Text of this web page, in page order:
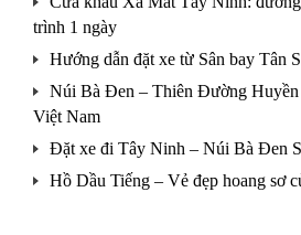
trình 1 ngày
Hướng dẫn đặt xe từ Sân bay Tân
Núi Bà Đen – Thiên Đường
Việt Nam
Đặt xe đi Tây Ninh – Núi Bà Đen
Hồ Dầu Tiếng – Vẻ đẹp hoang sơ